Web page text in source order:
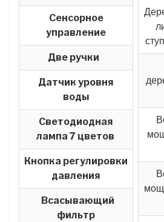
Сенсорное
управление
Две ручки
Датчик уровня
воды
Светодиодная
лампа 7 цветов
Кнопка регулировки
давления
Всасывающий
фильтр